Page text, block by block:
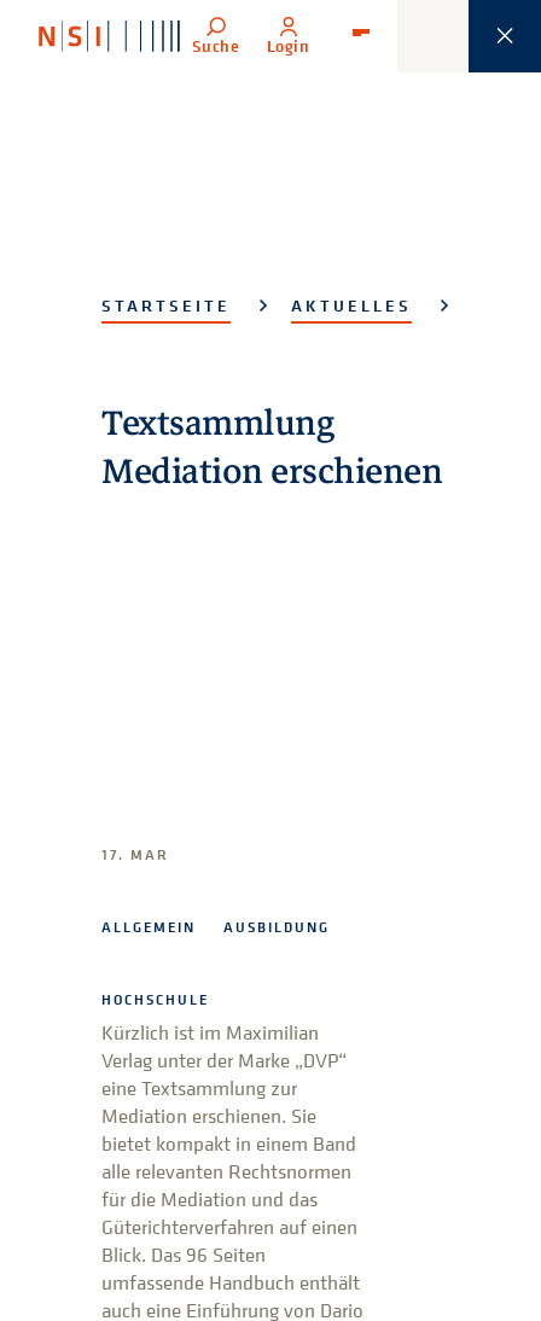
Suche Login
STARTSEITE AKTUELLES
Textsammlung
Mediation erschienen
17. MAR
ALLGEMEIN AUSBILDUNG
HOCHSCHULE
Kürzlich ist im Maximilian
Verlag unter der Marke „DVP“
eine Textsammlung zur
Mediation erschienen. Sie
bietet kompakt in einem Band
alle relevanten Rechtsnormen
für die Mediation und das
Güterichterverfahren auf einen
Blick. Das 96 Seiten
umfassende Handbuch enthält
auch eine Einführung von Dario